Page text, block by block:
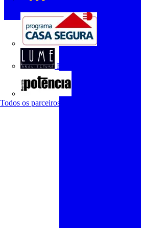
Programa
Revista Lume Arquitetura
Todos os parceiros